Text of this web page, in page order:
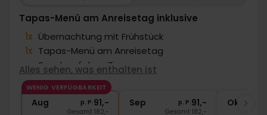
Tapas-Menü am Anreisetag inklusive
1x Übernachtung mit Frühstück
1x Tapas-Menü am Anreisetag
∞ Snack auf dem Zimmer
1x 1 Fl. Sekt bei Anreise pro Zimmer
∞ Echte dänische Gemütlichkeit
Alles sehen, was enthalten ist
WENIG VERFÜGBARKEIT
Aug p. P.91,-
Gesamt 182,-
Sep p. P.91,-
Gesamt 182,-
Okt